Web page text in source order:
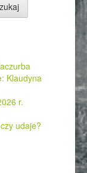
Klaudyna
r.
udaje?